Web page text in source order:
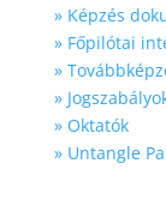
» Képzés
» Főpilótai
»
»
» Oktatók
» Untangle